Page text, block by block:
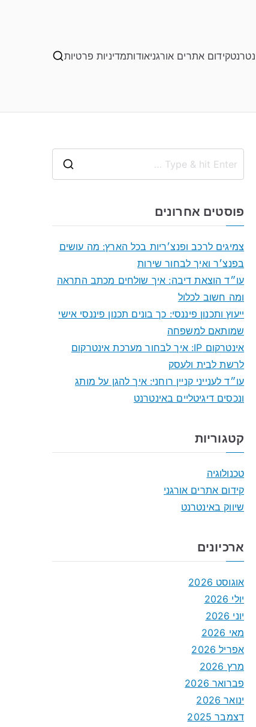
קידום אתרים אורגניאודותמדיניות פרטיות
פוסטים אחרונים
צמיגים לרכב ופנצ׳ריות בכל הארץ: מה עושים
בפנצ׳ר ואיך לבחור שירות
עו״ד הוצאת דיבה: איך שולחים מכתב התראה
ומה חשוב לכלול
ייעוץ ותכנון פיננסי: כך בונים תכנון פיננסי אישי
שמותאם למשפחה
אינטרקום IP: איך לבחור מערכת אינטרקום
לרשת לבית ולעסק
עו״ד לענייני קניין רוחני: איך להגן על מותג
ונכסים דיגיטליים באינטרנט
קטגוריות
טכנולוגיה
קידום אתרים אורגני
שיווק באינטרנט
ארכיונים
אוגוסט 2026
יולי 2026
יוני 2026
מאי 2026
אפריל 2026
מרץ 2026
פברואר 2026
ינואר 2026
דצמבר 2025